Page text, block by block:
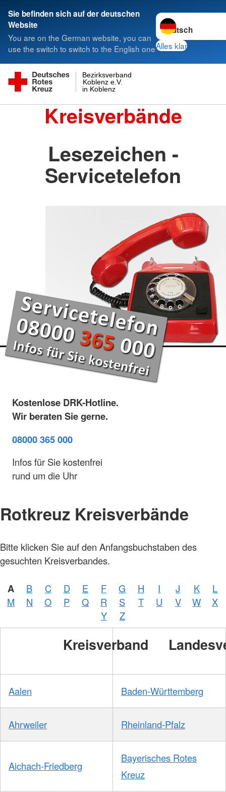
Sie befinden sich auf der deutschen
Website
You are on the German website, you can
use the switch to switch to the English one
Sprache wechseln
Alles klar
in Koblenz
Koblenz e.V.
Bezirksverband
Kreisverbände
Lesezeichen -
Servicetelefon
Kostenlose DRK-Hotline.
Wir beraten Sie gerne.
08000 365 000
Infos für Sie kostenfrei
rund um die Uhr
Rotkreuz Kreisverbände
Bitte klicken Sie auf den Anfangsbuchstaben des
gesuchten Kreisverbandes.
A B C D E F G H I J K
L
M
N O P Q R S T U V W
X
Y
Z
Kreisverband
Aalen Baden-Württemberg
Ahrweiler Rheinland-Pfalz
Aichach-Friedberg
Bayerisches Rotes
Kreuz